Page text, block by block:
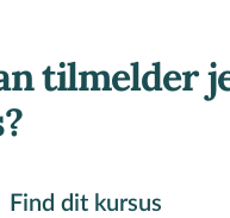
tilmelder
Find dit kursus